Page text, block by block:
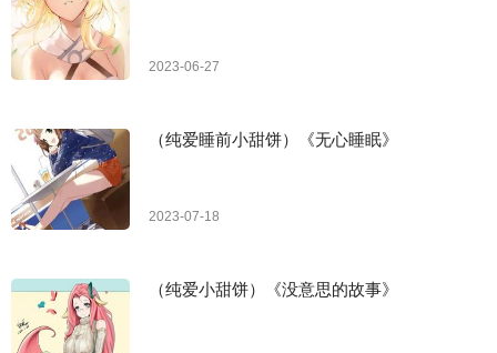
2023-06-27
（纯爱睡前小甜饼）《无心睡眠》
2023-07-18
（纯爱小甜饼）《没意思的故事》